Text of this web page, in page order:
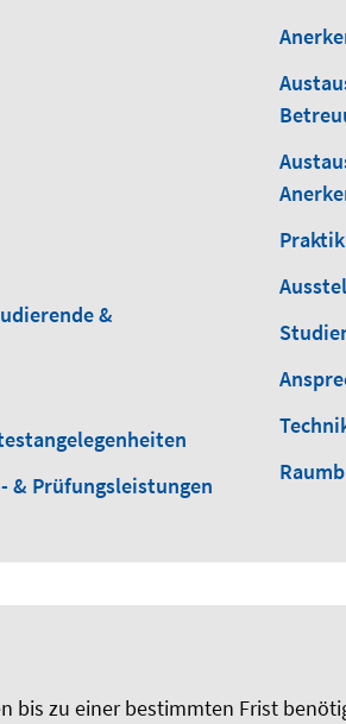
&
& Prüfungsleistungen
bis zu einer bestimmten Frist